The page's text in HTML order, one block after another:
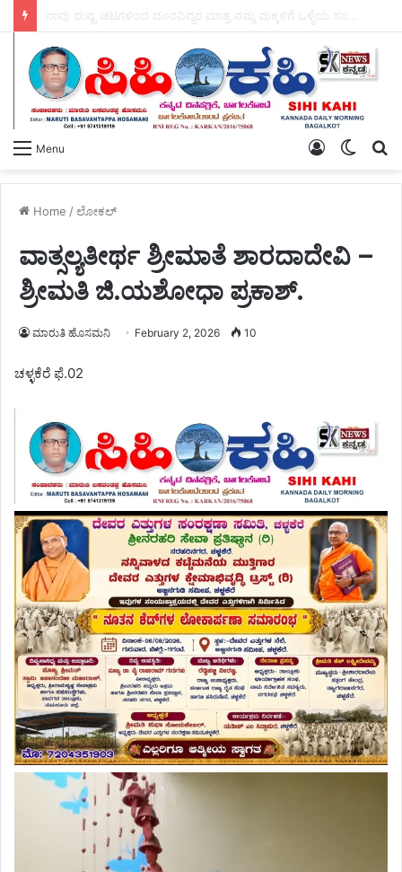
Menu
Switch
Log
Home /ಲೋಕಲ್
ವಾತ್ಸಲ್ಯತೀರ್ಥ ಶ್ರೀಮಾತೆ ಶಾರದಾದೇವಿ –
ಶ್ರೀಮತಿ ಜಿ.ಯಶೋಧಾ ಪ್ರಕಾಶ್.
ಮಾರುತಿ ಹೊಸಮನಿ February 2, 2026 10
ಚಳ್ಳಕೆರೆ ಫೆ.02